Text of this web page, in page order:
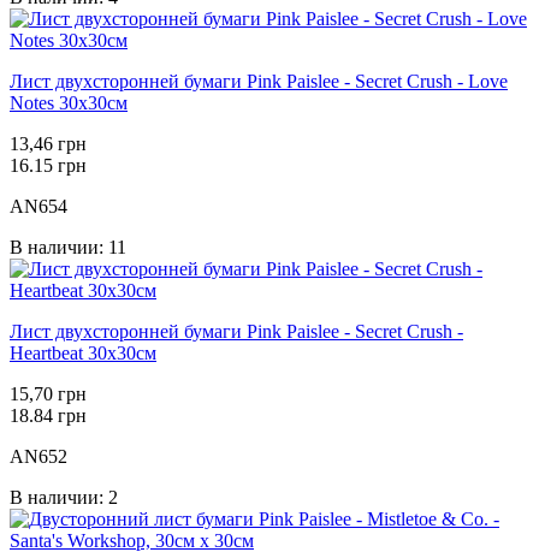
Лист двухсторонней бумаги Pink Paislee - Secret Crush - Love
Notes 30х30см
13,46 грн
16.15 грн
AN654
В наличии: 11
Лист двухсторонней бумаги Pink Paislee - Secret Crush -
Heartbeat 30х30см
15,70 грн
18.84 грн
AN652
В наличии: 2